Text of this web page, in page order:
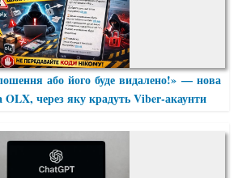
або його буде видалено!» — нова
OLX, через яку крадуть Viber-акаунти